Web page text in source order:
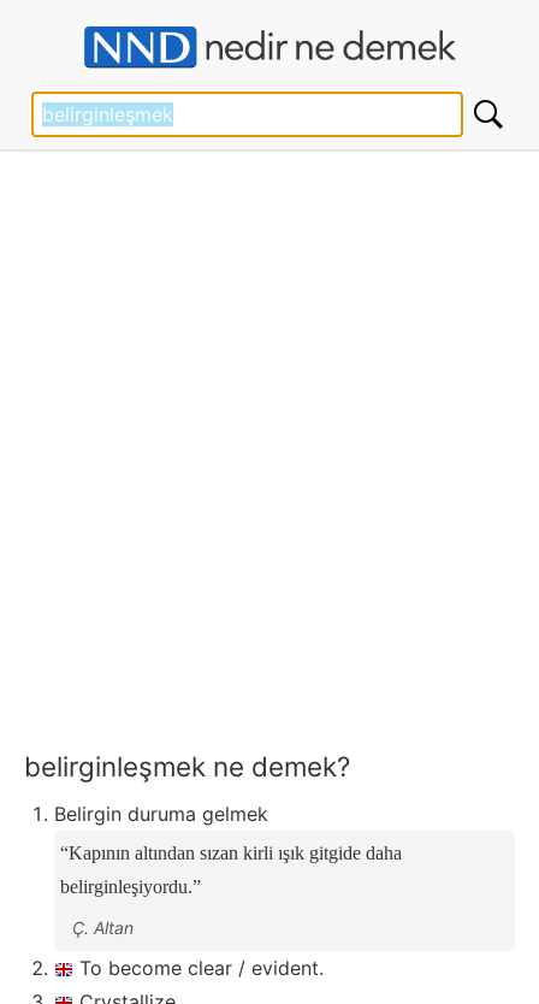
belirginleşmek ne demek?
Belirgin duruma gelmek
Kapının altından sızan kirli ışık gitgide daha
belirginleşiyordu.
Ç. Altan
To become clear / evident.